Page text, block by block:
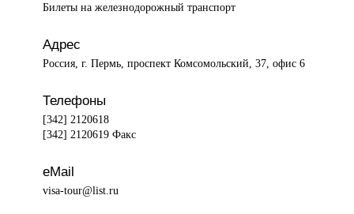
Билеты на железнодорожный транспорт
Адрес
Россия, г. Пермь, проспект Комсомольский, 37, офис 6
Телефоны
[342] 2120618
[342] 2120619 Факс
eMail
visa-tour@list.ru